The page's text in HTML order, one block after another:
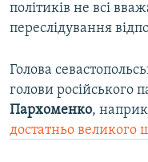
політиків не всі
переслідування
Голова
голови російського
Пархоменко,
достатньо великого